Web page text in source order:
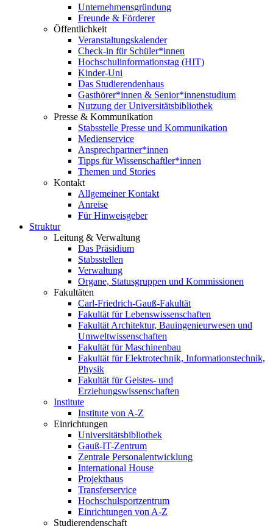
Unternehmensgründung
Freunde & Förderer
Öffentlichkeit
Veranstaltungskalender
Check-in für Schüler*innen
Hochschulinformationstag (HIT)
Kinder-Uni
Das Studierendenhaus
Gasthörer*innen & Senior*innenstudium
Nutzung der Universitätsbibliothek
Presse & Kommunikation
Stabsstelle Presse und Kommunikation
Medienservice
Ansprechpartner*innen
Tipps für Wissenschaftler*innen
Themen und Stories
Kontakt
Allgemeiner Kontakt
Anreise
Für Hinweisgeber
Struktur
Leitung & Verwaltung
Das Präsidium
Stabsstellen
Verwaltung
Organe, Statusgruppen und Kommissionen
Fakultäten
Carl-Friedrich-Gauß-Fakultät
Fakultät für Lebenswissenschaften
Fakultät Architektur, Bauingenieurwesen und
Umweltwissenschaften
Fakultät für Maschinenbau
Fakultät für Elektrotechnik, Informationstechnik,
Physik
Fakultät für Geistes- und
Erziehungswissenschaften
Institute
Institute von A-Z
Einrichtungen
Universitätsbibliothek
Gauß-IT-Zentrum
Zentrale Personalentwicklung
International House
Projekthaus
Transferservice
Hochschulsportzentrum
Einrichtungen von A-Z
Studierendenschaft